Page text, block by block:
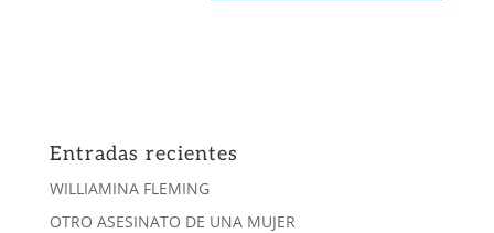
Entradas recientes
WILLIAMINA FLEMING
OTRO ASESINATO DE UNA MUJER